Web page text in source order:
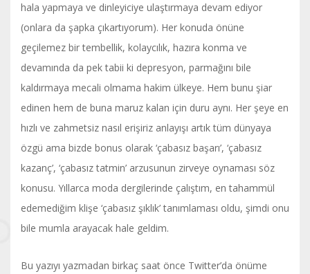
hala yapmaya ve dinleyiciye ulaştırmaya devam ediyor
(onlara da şapka çıkartıyorum). Her konuda önüne
geçilemez bir tembellik, kolaycılık, hazıra konma ve
devamında da pek tabii ki depresyon, parmağını bile
kaldırmaya mecali olmama hakim ülkeye. Hem bunu şiar
edinen hem de buna maruz kalan için duru aynı. Her şeye en
hızlı ve zahmetsiz nasıl erişiriz anlayışı artık tüm dünyaya
özgü ama bizde bonus olarak ‘çabasız başarı’, ‘çabasız
kazanç’, ‘çabasız tatmin’ arzusunun zirveye oynaması söz
konusu. Yıllarca moda dergilerinde çalıştım, en tahammül
edemediğim klişe ‘çabasız şıklık’ tanımlaması oldu, şimdi onu
bile mumla arayacak hale geldim.
Bu yazıyı yazmadan birkaç saat önce Twitter’da önüme